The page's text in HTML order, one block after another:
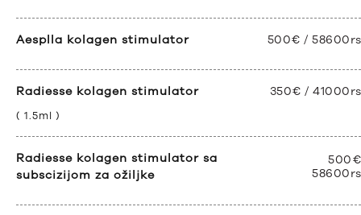
Aesplla kolagen stimulator 500€ /
Radiesse kolagen stimulator 350€ /
( 1.5ml )
Radiesse kolagen stimulator sa
subscizijom za ožiljke